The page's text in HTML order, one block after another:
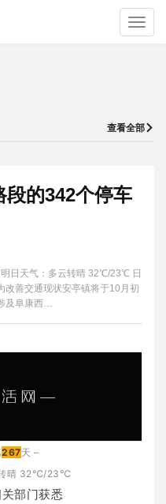
查看全部
段的342个停车
日天气：多云转晴 32℃/23℃ 日
改善交通现状安亭镇将于10月初
及阜康西…
267天 –
晴 32℃/23℃
部门获悉